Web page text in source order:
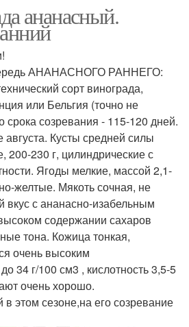
Морозостойкие сорта
Технические сорта
ананасный.
АНАНАСНОГО РАННЕГО:
сорт винограда,
или Бельгия (точно не
срока созревания - 115-120 дней.
Кусты средней силы
200-230 г, цилиндрические с
Ягоды мелкие, массой 2,1-
желтые. Мякоть сочная, не
вкус с ананасно-изабельным
содержании сахаров
тона. Кожица тонкая,
очень высоким
34 г/100 см3 , кислотность 3,5-5
очень хорошо.
в этом сезоне,на его созревание